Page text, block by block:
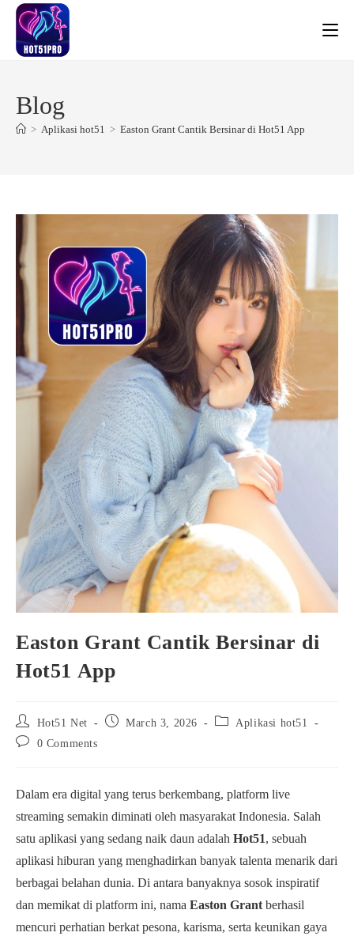
Skip
content
Blog
> Aplikasi hot51 > Easton Grant Cantik Bersinar di Hot51 App
Easton Grant Cantik Bersinar di
Hot51 App
Post
author:
Hot51 Net
Post March 3, 2026
Post
Aplikasi hot51
Post
0 Comments
Dalam era digital yang terus berkembang, platform live
streaming semakin diminati oleh masyarakat Indonesia. Salah
satu aplikasi yang sedang naik daun adalah Hot51, sebuah
aplikasi hiburan yang menghadirkan banyak talenta menarik dari
berbagai belahan dunia. Di antara banyaknya sosok inspiratif
dan memikat di platform ini, nama Easton Grant berhasil
mencuri perhatian berkat pesona, karisma, serta keunikan gaya